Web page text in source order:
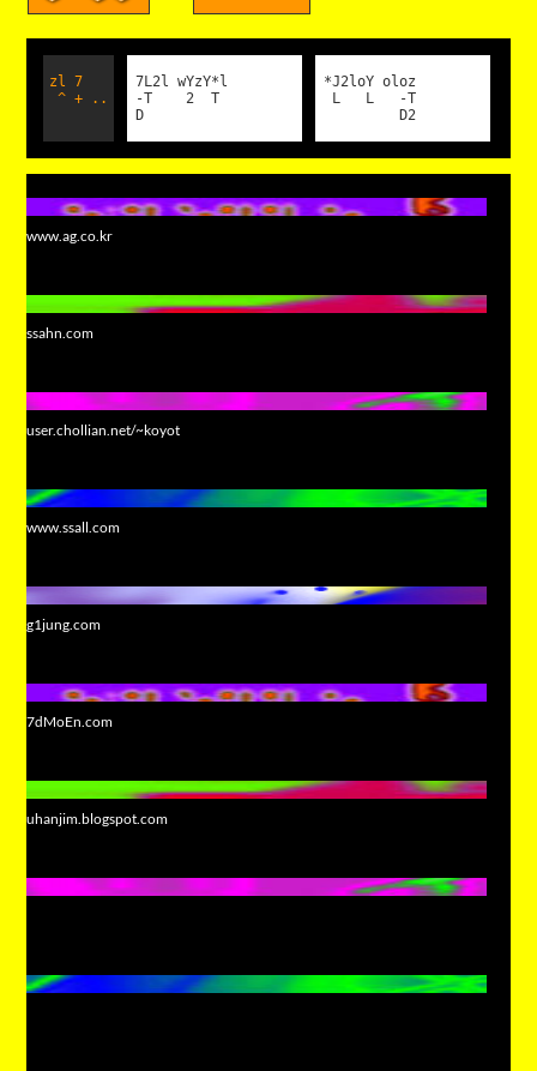
zl 7
^ + ..
7L2l wYzY*l
-T 2 T
D
*J2loY oloz
L L -T
D2
www.ag.co.kr
ssahn.com
user.chollian.net/~koyot
www.ssall.com
g1jung.com
7dMoEn.com
uhanjim.blogspot.com